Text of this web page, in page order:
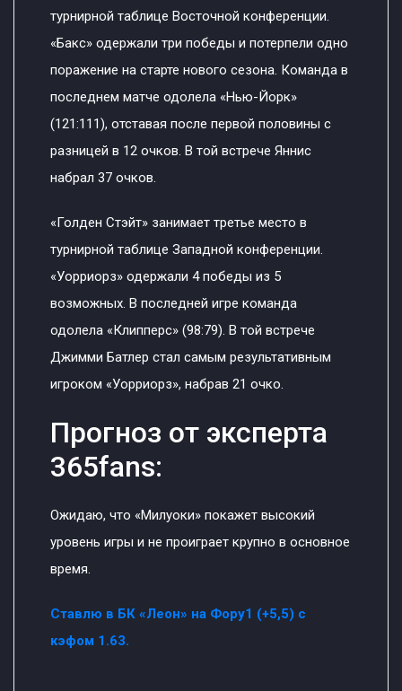
турнирной таблице Восточной конференции.
«Бакс» одержали три победы и потерпели одно
поражение на старте нового сезона. Команда в
последнем матче одолела «Нью-Йорк»
(121:111), отставая после первой половины с
разницей в 12 очков. В той встрече Яннис
набрал 37 очков.
«Голден Стэйт» занимает третье место в
турнирной таблице Западной конференции.
«Уорриорз» одержали 4 победы из 5
возможных. В последней игре команда
одолела «Клипперс» (98:79). В той встрече
Джимми Батлер стал самым результативным
игроком «Уорриорз», набрав 21 очко.
Прогноз от эксперта
365fans:
Ожидаю, что «Милуоки» покажет высокий
уровень игры и не проиграет крупно в основное
время.
Ставлю в БК «Леон» на Фору1 (+5,5) с
кэфом 1.63.